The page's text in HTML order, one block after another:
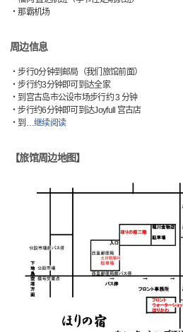
・那霸机场
周边信息
・步行0分钟到邮局（我们旅馆前面）
・步行约3分钟即可到达全家
・到宫古岛市公设市场步行约 3 分钟
・步行约6分钟即可到达Joyfull 宫古店
・到 …继续阅读
【旅馆周边地图】